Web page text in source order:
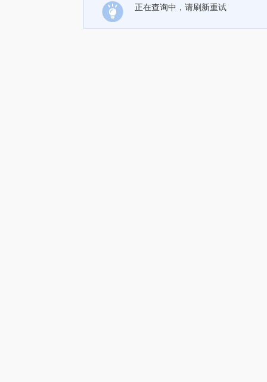
正在查询中，请刷新重试